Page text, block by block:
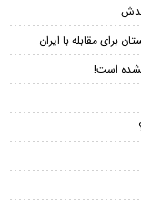
برای مقابله با ایران
است!